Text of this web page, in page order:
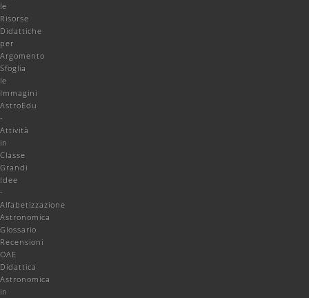
le
Risorse
Didattiche
per
Argomento
Sfoglia
le
Immagini
AstroEdu
-
Attività
in
Classe
Grandi
Idee
-
Alfabetizzazione
Astronomica
Glossario
Recensioni
OAE
Didattica
Astronomica
in